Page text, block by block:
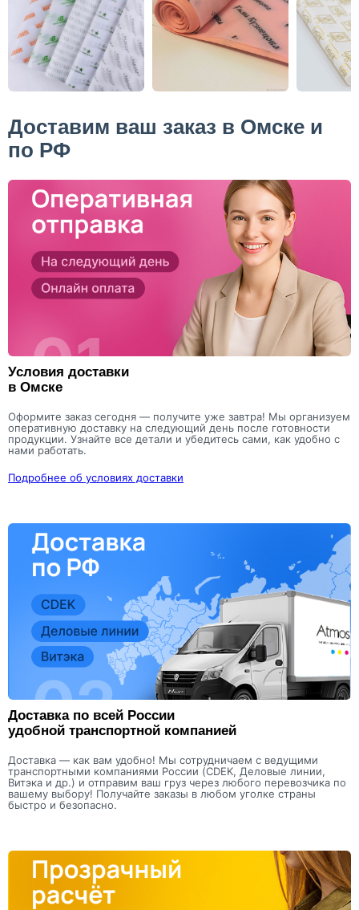
Доставим ваш заказ в Омске и
по РФ
Условия доставки
в Омске
Оформите заказ сегодня — получите уже завтра! Мы организуем
оперативную доставку на следующий день после готовности
продукции. Узнайте все детали и убедитесь сами, как удобно с
нами работать.
Подробнее об условиях доставки
Доставка по всей России
удобной транспортной компанией
Доставка — как вам удобно! Мы сотрудничаем с ведущими
транспортными компаниями России (CDEK, Деловые линии,
Витэка и др.) и отправим ваш груз через любого перевозчика по
вашему выбору! Получайте заказы в любом уголке страны
быстро и безопасно.